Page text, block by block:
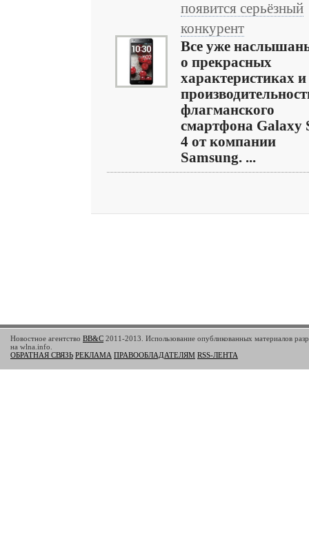
появится серьёзный
конкурент
Все уже
о прекрасных
характеристиках и
флагманского
смартфона Galaxy
4 от компании
Samsung. ...
Новостное агентство BB&C 2011-2013. Использование опубликованных материалов
на wlna.info.
ОБРАТНАЯ СВЯЗЬ РЕКЛАМА ПРАВООБЛАДАТЕЛЯМ RSS-ЛЕНТА